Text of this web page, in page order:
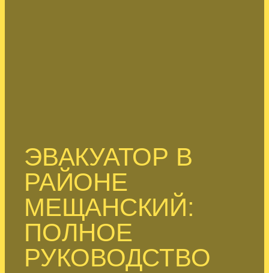
ЭВАКУАТОР В
РАЙОНЕ
МЕЩАНСКИЙ:
ПОЛНОЕ
РУКОВОДСТВО